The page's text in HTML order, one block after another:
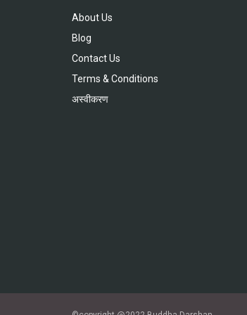
About Us
Blog
Contact Us
Terms & Conditions
अस्वीकरण